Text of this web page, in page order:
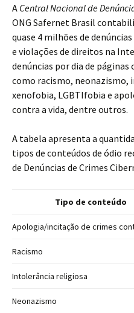
A Central Nacional de
ONG Safernet Brasil
quase 4 milhões de
e violações de direitos na
denúncias por dia de
como racismo, neonazismo,
xenofobia, LGBTIfobia e
contra a vida, dentre outros.
A tabela apresenta a
tipos de conteúdos de ódio
de Denúncias de Crimes
Tipo de conteúdo
Apologia/incitação de crimes
Racismo
Intolerância religiosa
Neonazismo